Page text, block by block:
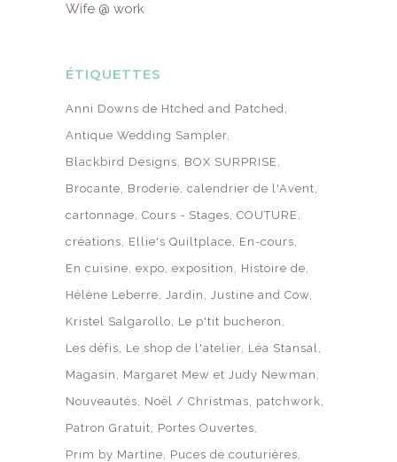
Wife @ work
ÉTIQUETTES
Anni Downs de Htched and Patched
Antique Wedding Sampler
Blackbird Designs
BOX SURPRISE
Brocante
Broderie calendrier de l'Avent
cartonnage Cours - Stages COUTURE
créations
Ellie's Quiltplace
En-cours
En cuisine expo exposition
Histoire de
Hélène Leberre Jardin
Justine and Cow
Kristel Salgarollo
Le p'tit bucheron
Les défis
Le shop de l'atelier Léa Stansal
Magasin
Margaret Mew et Judy Newman
Nouveautés
Noël / Christmas
patchwork
Patron Gratuit
Portes Ouvertes
Prim by Martine
Puces de couturières